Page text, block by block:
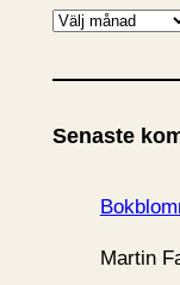
A
k
v
Senaste
Martin